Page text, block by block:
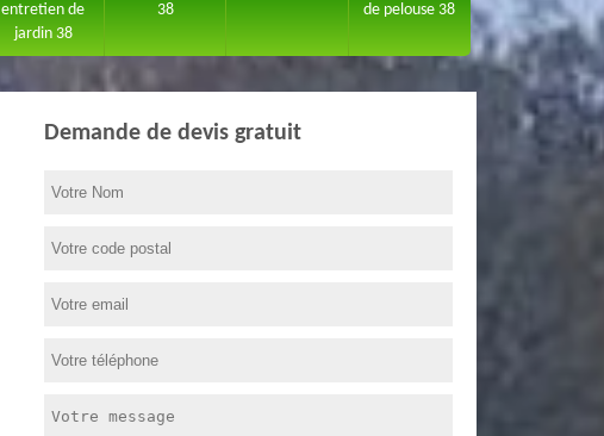
entretien de
jardin 38
38
de pelouse 38
Demande de devis gratuit